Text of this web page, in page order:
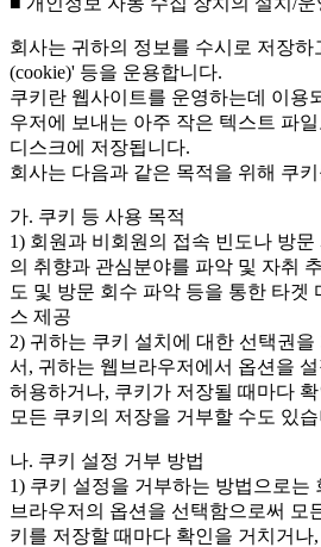
회사는 귀하의 정보를 수시로 저장하
(cookie)' 등을 운용합니다.
쿠키란 웹사이트를 운영하는데 이용
우저에 보내는 아주 작은 텍스트 파
디스크에 저장됩니다.
회사는 다음과 같은 목적을 위해 쿠
가. 쿠키 등 사용 목적
1) 회원과 비회원의 접속 빈도나 방
의 취향과 관심분야를 파악 및 자취
도 및 방문 회수 파악 등을 통한 타겟
스 제공
2) 귀하는 쿠키 설치에 대한 선택권
서, 귀하는 웹브라우저에서 옵션을
허용하거나, 쿠키가 저장될 때마다
모든 쿠키의 저장을 거부할 수도 있
나. 쿠키 설정 거부 방법
1) 쿠키 설정을 거부하는 방법으로는
브라우저의 옵션을 선택함으로써 모
키를 저장할 때마다 확인을 거치거나